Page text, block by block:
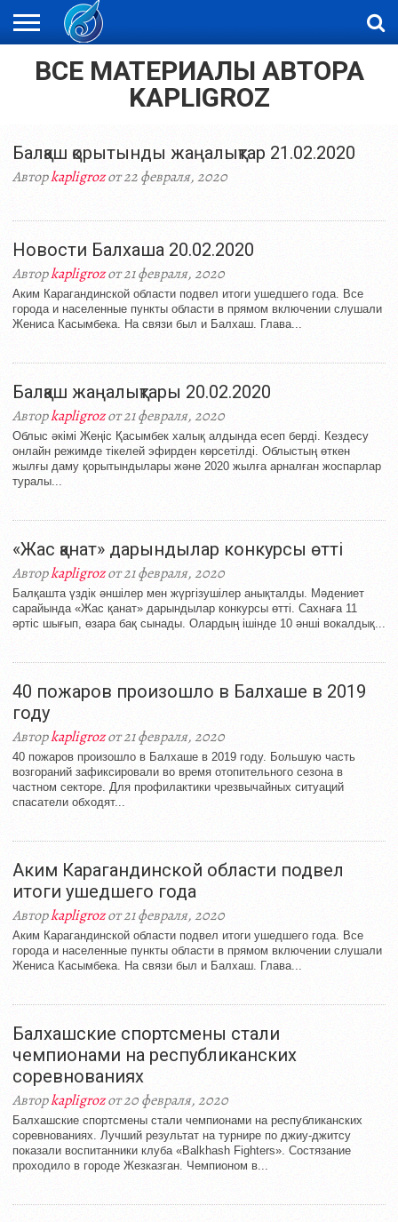
ЖАҢАЛЫҚТАР
НОВОСТИ
ВИДЕО
ФОТОРЕПОРТАЖИ
ОРКЕН
ВСЕ МАТЕРИАЛЫ АВТОРА
KAPLIGROZ
Балқаш қорытынды жаңалықтар 21.02.2020
Авторkapligrozот 22 февраля, 2020
Новости Балхаша 20.02.2020
Авторkapligrozот 21 февраля, 2020
Аким Карагандинской области подвел итоги ушедшего года. Все
города и населенные пункты области в прямом включении слушали
Жениса Касымбека. На связи был и Балхаш. Глава...
Балқаш жаңалықтары 20.02.2020
Авторkapligrozот 21 февраля, 2020
Облыс әкімі Жеңіс Қасымбек халық алдында есеп берді. Кездесу
онлайн режимде тікелей эфирден көрсетілді. Облыстың өткен
жылғы даму қорытындылары және 2020 жылға арналған жоспарлар
туралы...
«Жас қанат» дарындылар конкурсы өтті
Авторkapligrozот 21 февраля, 2020
Балқашта үздік әншілер мен жүргізушілер анықталды. Мәдениет
сарайында «Жас қанат» дарындылар конкурсы өтті. Сахнаға 11
әртіс шығып, өзара бақ сынады. Олардың ішінде 10 әнші вокалдық...
40 пожаров произошло в Балхаше в 2019
году
Авторkapligrozот 21 февраля, 2020
40 пожаров произошло в Балхаше в 2019 году. Большую часть
возгораний зафиксировали во время отопительного сезона в
частном секторе. Для профилактики чрезвычайных ситуаций
спасатели обходят...
Аким Карагандинской области подвел
итоги ушедшего года
Авторkapligrozот 21 февраля, 2020
Аким Карагандинской области подвел итоги ушедшего года. Все
города и населенные пункты области в прямом включении слушали
Жениса Касымбека. На связи был и Балхаш. Глава...
Балхашские спортсмены стали
чемпионами на республиканских
соревнованиях
Авторkapligrozот 20 февраля, 2020
Балхашские спортсмены стали чемпионами на республиканских
соревнованиях. Лучший результат на турнире по джиу-джитсу
показали воспитанники клуба «Balkhash Fighters». Состязание
проходило в городе Жезказган. Чемпионом в...